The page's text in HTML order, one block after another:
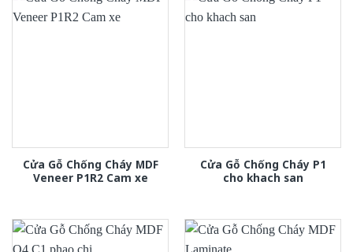
Cửa Gỗ Chống Cháy MDF
Veneer P1R2 Cam xe
Cửa Gỗ Chống Cháy P1
cho khach san